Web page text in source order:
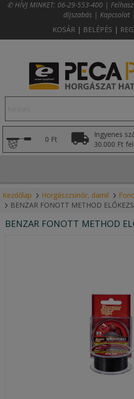
✆ HÍVJ MINKET: 06-29-553-400 |
díjszabás | Kapcsolat |
KOSÁR | BELÉPÉS |
0 Ft
Ingyenes
30.000 Ft
Kezdőlap Horgászzsinór, damil
BENZAR FONOTT METHOD
BENZAR FONOTT METHOD